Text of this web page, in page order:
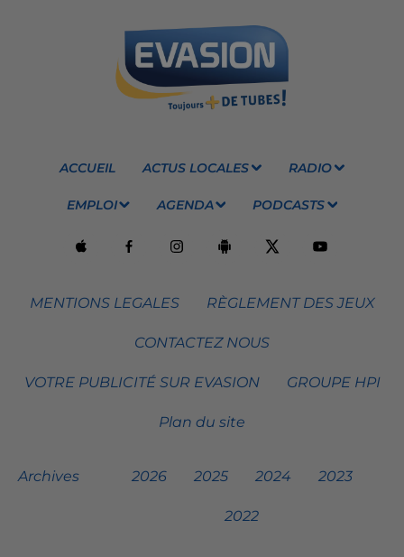
ACCUEIL ACTUS LOCALES RADIO
EMPLOI AGENDA PODCASTS
MENTIONS LEGALES RÈGLEMENT DES JEUX
CONTACTEZ NOUS
VOTRE PUBLICITÉ SUR EVASION GROUPE HPI
Plan du site
Archives 2026 2025 2024 2023
2022